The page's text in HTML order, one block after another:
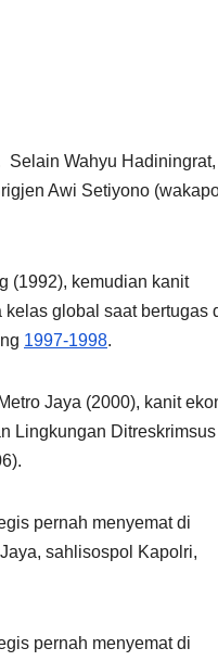
Selain Wahyu Hadiningrat,
Awi Setiyono
(1992), kemudian kanit
global saat bertugas
1997-1998.
Jaya (2000), kanit
Lingkungan Ditreskrimsus
pernah menyemat di
sahlisospol Kapolri,
pernah menyemat di